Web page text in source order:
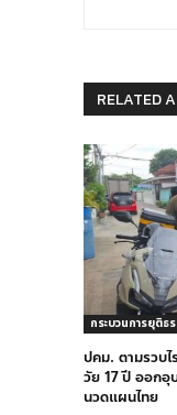
RELATED
กระบวนการยุติธ
ปคม. ตามรวบ
วัย 17 ปี ออกอุ
นวดแผนไทย